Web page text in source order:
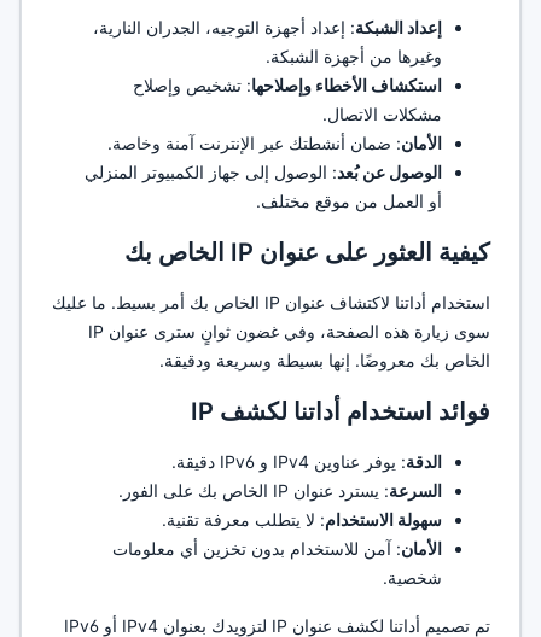
إعداد الشبكة: إعداد أجهزة التوجيه، الجدران النارية،
وغيرها من أجهزة الشبكة.
استكشاف الأخطاء وإصلاحها: تشخيص وإصلاح
مشكلات الاتصال.
الأمان: ضمان أنشطتك عبر الإنترنت آمنة وخاصة.
الوصول عن بُعد: الوصول إلى جهاز الكمبيوتر المنزلي
أو العمل من موقع مختلف.
كيفية العثور على عنوان IP الخاص بك
استخدام أداتنا لاكتشاف عنوان IP الخاص بك أمر بسيط. ما عليك
سوى زيارة هذه الصفحة، وفي غضون ثوانٍ سترى عنوان IP
الخاص بك معروضًا. إنها بسيطة وسريعة ودقيقة.
فوائد استخدام أداتنا لكشف IP
الدقة: يوفر عناوين IPv4 و IPv6 دقيقة.
السرعة: يسترد عنوان IP الخاص بك على الفور.
سهولة الاستخدام: لا يتطلب معرفة تقنية.
الأمان: آمن للاستخدام بدون تخزين أي معلومات
شخصية.
تم تصميم أداتنا لكشف عنوان IP لتزويدك بعنوان IPv4 أو IPv6